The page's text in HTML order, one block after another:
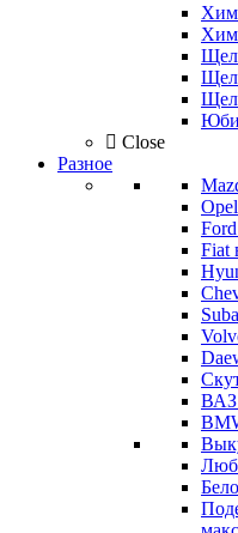
Close
Разное
Fiat
ВАЗ